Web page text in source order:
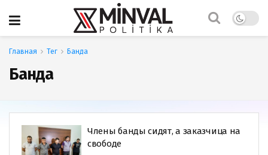
Главная Тег Банда
Банда
Члены банды сидят, а заказчица на
свободе